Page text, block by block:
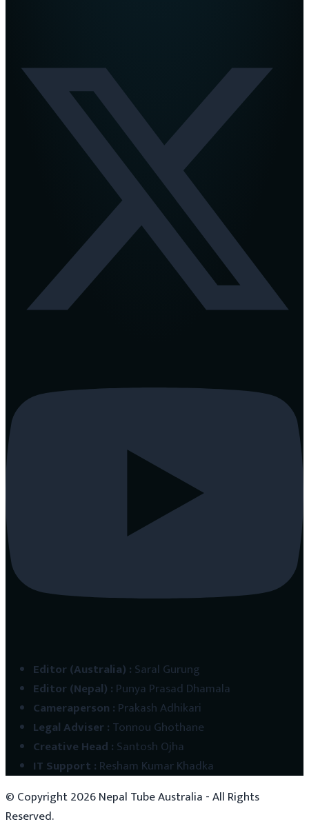
Editor (Australia) : Saral Gurung
Editor (Nepal) : Punya Prasad Dhamala
Cameraperson : Prakash Adhikari
Legal Adviser: Tonnou Ghothane
Creative Head : Santosh Ojha
IT Support : Resham Kumar Khadka
© Copyright2026Nepal Tube Australia - All Rights
Reserved.